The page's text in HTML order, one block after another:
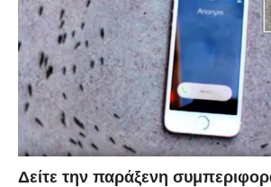
Δείτε την παράξενη